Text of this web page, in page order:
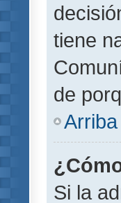
tiene
de
Arriba
Si la